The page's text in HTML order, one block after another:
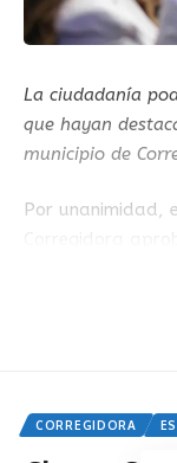
La ciudadanía
que hayan
municipio de
Por unanimidad,
la página oficial
con el objetivo
De acuerdo con
Dulce María
CORREGIDORA